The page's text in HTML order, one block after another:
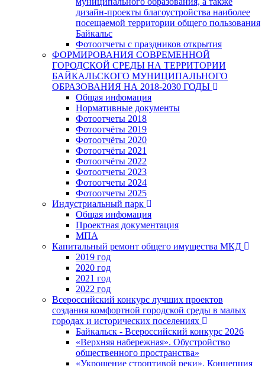
дизайн-проекты благоустройства наиболее
посещаемой территории общего пользования
Байкальс
Фотоотчеты с праздников открытия
ФОРМИРОВАНИЯ СОВРЕМЕННОЙ
ГОРОДСКОЙ СРЕДЫ НА ТЕРРИТОРИИ
БАЙКАЛЬСКОГО МУНИЦИПАЛЬНОГО
ОБРАЗОВАНИЯ НА 2018-2030 ГОДЫ
Общая инфомация
Нормативные документы
Фотоотчеты 2018
Фотоотчёты 2019
Фотоотчёты 2020
Фотоотчёты 2021
Фотоотчёты 2022
Фотоотчеты 2023
Фотоотчеты 2024
Фотоотчеты 2025
Индустриальный парк
Общая инфомация
Проектная документация
МПА
Капитальный ремонт общего имущества МКД
2019 год
2020 год
2021 год
2022 год
Всероссийский конкурс лучших проектов
создания комфортной городской среды в малых
городах и исторических поселениях
Байкальск - Всероссийский конкурс 2026
«Верхняя набережная». Обустройство
общественного пространства»
«Укрощение строптивой реки». Концепция